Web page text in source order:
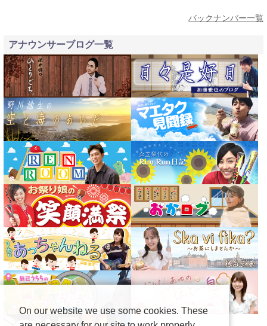
バックナンバー一覧
アナウンサーブログ一覧
On our website we use some cookies. These